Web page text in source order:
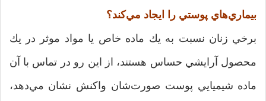
بيماري‌هاي پوستي را ايجاد مي‌كند؟‌
برخي زنان نسبت به يك ماده خاص يا مواد موثر در يك
محصول آرايشي حساس هستند، از اين رو در تماس با آن
ماده شيميايي پوست صورت‌شان واكنش نشان مي‌دهد،